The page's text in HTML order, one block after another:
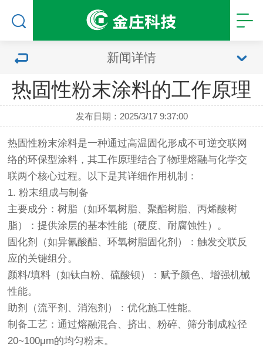
新闻详情
热固性粉末涂料的工作原理
发布日期：2025/3/17 9:37:00
热固性粉末涂料是一种通过高温固化形成不可逆交联网
络的环保型涂料，其工作原理结合了物理熔融与化学交
联两个核心过程。以下是其详细作用机制：
1. 粉末组成与制备
主要成分：树脂（如环氧树脂、聚酯树脂、丙烯酸树
脂）：提供涂层的基本性能（硬度、耐腐蚀性）。
固化剂（如异氰酸酯、环氧树脂固化剂）：触发交联反
应的关键组分。
颜料/填料（如钛白粉、硫酸钡）：赋予颜色、增强机械
性能。
助剂（流平剂、消泡剂）：优化施工性能。
制备工艺：通过熔融混合、挤出、粉碎、筛分制成粒径
20~100μm的均匀粉末。